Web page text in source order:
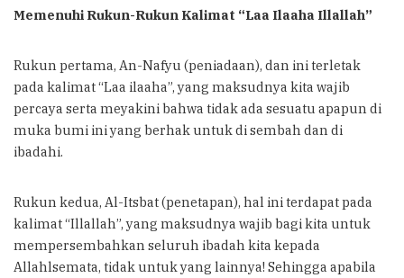
Memenuhi Rukun-Rukun Kalimat “Laa Ilaaha Illallah”
Rukun pertama, An-Nafyu (peniadaan), dan ini terletak
pada kalimat “Laa ilaaha”, yang maksudnya kita wajib
percaya serta meyakini bahwa tidak ada sesuatu apapun di
muka bumi ini yang berhak untuk di sembah dan di
ibadahi.
Rukun kedua, Al-Itsbat (penetapan), hal ini terdapat pada
kalimat “Illallah”, yang maksudnya wajib bagi kita untuk
mempersembahkan seluruh ibadah kita kepada
Allahlsemata, tidak untuk yang lainnya! Sehingga apabila